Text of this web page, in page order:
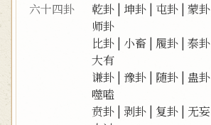
六十四卦
乾卦 | 坤卦 | 屯卦 |蒙卦
师卦
比卦 | 小畜 | 履卦 |泰卦
大有
谦卦 |豫卦 | 随卦 | 蛊卦
噬嗑
贲卦 | 剥卦 | 复卦 | 无妄